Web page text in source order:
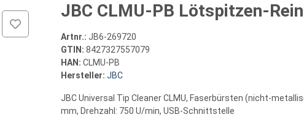
JBC CLMU-PB Lötspitzen-
Artnr.: JB6-269720
GTIN: 8427327557079
HAN: CLMU-PB
Hersteller: JBC
JBC Universal Tip Cleaner CLMU, Faserbürsten (nicht-
mm, Drehzahl: 750 U/min, USB-Schnittstelle